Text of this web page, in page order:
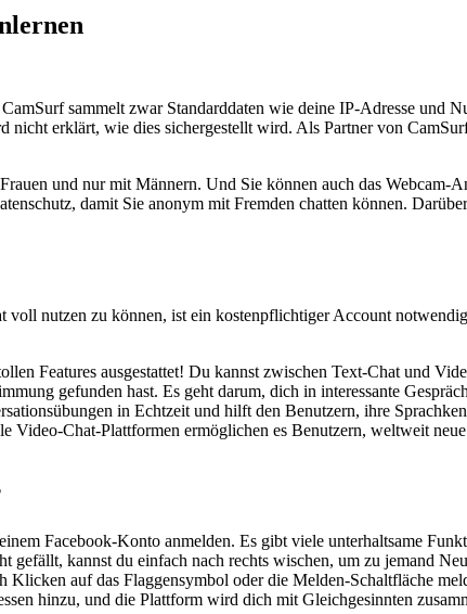
sammelt zwar Standarddaten wie deine IP-Adresse und
erklärt, wie dies sichergestellt wird. Als Partner von
und nur mit Männern. Und Sie können auch das
damit Sie anonym mit Fremden chatten können.
nutzen zu können, ist ein kostenpflichtiger Account
Features ausgestattet! Du kannst zwischen Text-Chat und
gefunden hast. Es geht darum, dich in interessante
in Echtzeit und hilft den Benutzern, ihre
Chat-Plattformen ermöglichen es Benutzern, weltweit
Facebook-Konto anmelden. Es gibt viele unterhaltsame
gefällt, kannst du einfach nach rechts wischen, um zu jemand
auf das Flaggensymbol oder die Melden-Schaltfläche
hinzu, und die Plattform wird dich mit Gleichgesinnten